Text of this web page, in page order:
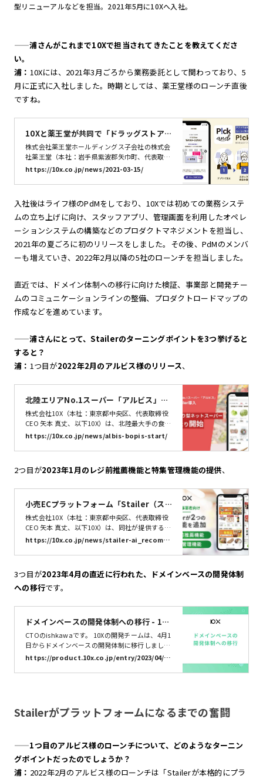
型リニューアルなどを担当。2021年5月に10Xへ入社。
——浦さんがこれまで10Xで担当されてきたことを教えてくださ
い。
浦： 10Xには、2021年3月ごろから業務委託として関わっており、5
月に正式に入社しました。時期としては、薬王堂様のローンチ直後
ですね。
10Xと薬王堂が共同で「ドラッグストアD
X推進プロジェクト」開始 ネットで注
文、ドライブスルーで受取可能な「P!ck
and」アプリを提供 | 株式会社10X
株式会社薬王堂ホールディングス子会社の株式会
社薬王堂（本社：岩手県紫波郡矢巾町、代表取締
役社長執行役員 ： 西郷 辰弘、以下薬王堂）とチ
ェーンストアECの垂直立ち上げプラットフォーム
「Stailer」を展開する株式会社10X（本社 ： 東京
は共同で「ドラッグストアDX推進プロジェク
ト」を開始します。第一弾となる今回は、薬王堂
の商品をスマートフォンから注文し、店頭または
店舗駐車場で車上受取（ドライブスルー受取）で
きるアプリ「P!ck and（ピックアンド）」を提供
開始します。
https://10x.co.jp/news/2021-03-15/
入社後はライフ様のPdMをしており、10Xでは初めての業務システ
ムの立ち上げに向け、スタッフアプリ、管理画面を利用したオペレ
ーションシステムの構築などのプロダクトマネジメントを担当し、
2021年の夏ごろに初のリリースをしました。その後、PdMのメンバ
ーも増えていき、2022年2月以降の5社のローンチを担当しました。
直近では、ドメイン体制への移行に向けた検証、事業部と開発チー
ムのコミュニケーションラインの整備、プロダクトロードマップの
作成などを進めています。
——浦さんにとって、Stailerのターニングポイントを3つ挙げると
すると？
浦： 1つ目が2022年2月のアルビス様のリリース、
北陸エリアNo.1スーパー「アルビス」が
Stailer導入。店舗受け取り型ネットスー
パーを2/21より開始 | 株式会社10X
株式会社10X（本社：東京都中央区、代表取締役
CEO 矢本 真丈、以下10X）は、北陸最大手の食品
スーパー「アルビス」が手掛けるネットスーパ
ー、アルビスネットスーパー「らくらくスマホオ
ーダー」の提供を2/21より開始します。本サービ
「Stailer」を通じて提供します。
https://10x.co.jp/news/albis-bopis-start/
2つ目が2023年1月のレジ前推薦機能と特集管理機能の提供、
小売ECプラットフォーム「Stailer（ス
テイラー）」が 「レジ前推薦機能」と
「特集管理機能」の提供を開始 | 株式会社
10X
株式会社10X（本社：東京都中央区、代表取締役
CEO 矢本 真丈、以下10X）は、同社が提供する小
売ECプラットフォーム「Stailer（ステイラ
ー）」を利用する小売事業者向けに、AIが”つい
で買い”をおすすめする「レジ前推薦機能」と、
能」の提供を開始しました。 ネットスーパー・ネ
ットドラッグストアにおいて”商品との偶然の出
現が難しかった新たな商品発見機会の拡大を目指
します。
https://10x.co.jp/news/stailer-ai_recomm
3つ目が2023年4月の直近に行われた、ドメインベースの開発体制
への移行です。
ドメインベースの開発体制への移行 - 10X
Product Blog
CTOのishkawaです。 10Xの開発チームは、4月1
日からドメインベースの開発体制に移行しまし
た。 ここで言うドメインとは、注文やピックパッ
クや配達などの業務領域を指す言葉です。ドメイ
ンベースの開発体制に移行するということは、開
は、開発チームの分割単位をパートナー企業とし
ダクトの未熟な面があっても迅速に対応できます
し、それによって事業機会を掴めたケースもあり
ました。 一方…
https://product.10x.co.jp/entry/2023/04/2
Stailerがプラットフォームになるまでの奮闘
——1つ目のアルビス様のローンチについて、どのようなターニン
グポイントだったのでしょうか？
浦： 2022年2月のアルビス様のローンチは「Stailerが本格的にプラ